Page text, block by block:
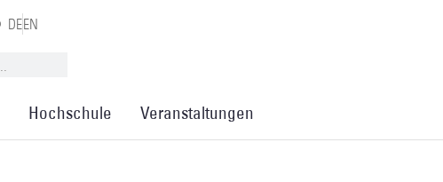
DEEN
Hochschule Veranstaltungen